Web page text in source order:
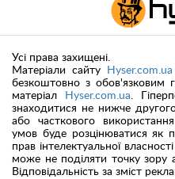
Усі права захищені.
Матеріали сайту
Hyser.com.ua
безкоштовно з обов'язковим
матеріал
Hyser.com.ua.
знаходитися не нижче
або часткового
умов буде розцінюватися як
прав інтелектуальної
може не поділяти точку зору
Відповідальність за зміст